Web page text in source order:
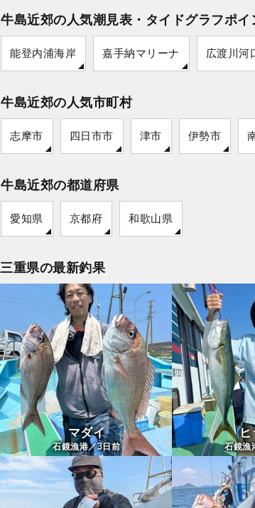
牛島近郊の人気潮見表・タイドグラフポイ
能登内浦海岸 嘉手納マリーナ 広渡川河
牛島近郊の人気市町村
志摩市 四日市市 津市 伊勢市
牛島近郊の都道府県
愛知県 京都府 和歌山県
三重県の最新釣果
マダイ
石鏡漁港／3日前
ヒ
石鏡漁